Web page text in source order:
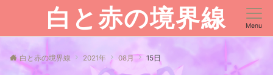
白と赤の境界線 Menu
白と赤の境界線 2021年 08月 15日